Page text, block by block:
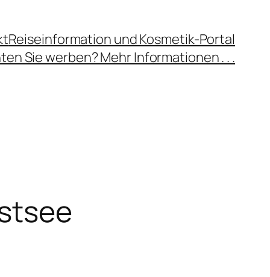
Reiseinformation und Kosmetik-Portal
Sie werben? Mehr Informationen . . .